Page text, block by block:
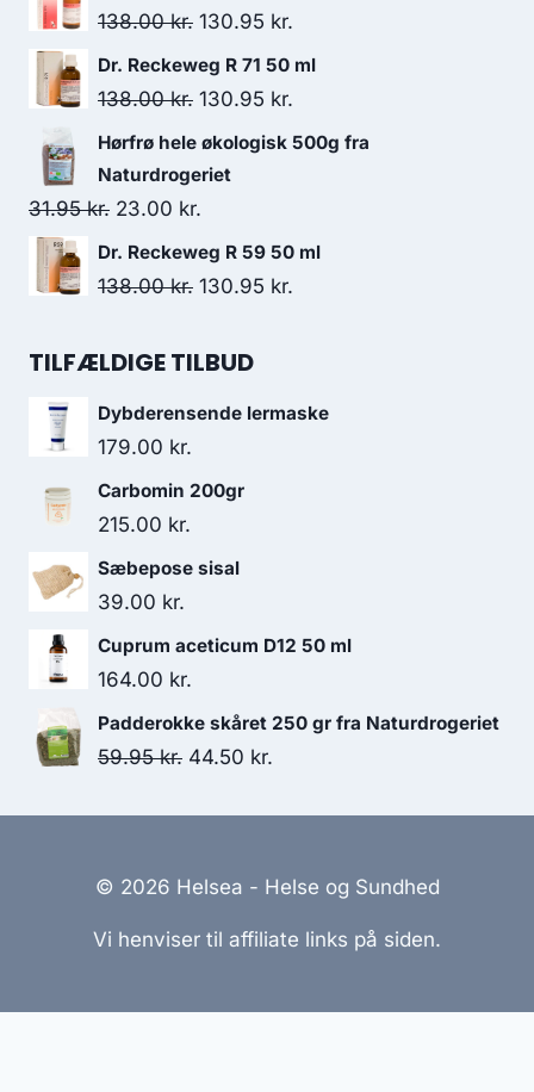
pris
35.95 kr..
pris
34.95 kr..
138.00kr. Den
oprindelige
pris
138.00 kr..
130.95 kr.
aktuelle
Dr. Reckeweg R 71 50 ml
138.00kr. Den
oprindelige
pris
138.00 kr..
130.95 kr.
aktuelle
130.95 kr..
Hørfrø hele økologisk 500g fra
Naturdrogeriet
31.95kr. Den
oprindelige
pris
31.95 kr..
23.00 kr.
aktuelle
pris
23.00 kr..
Dr. Reckeweg R 59 50 ml
138.00kr. Den
pris
138.00 kr..
130.95 kr.
130.95 kr..
TILFÆLDIGE TILBUD
Dybderensende lermaske
179.00 kr.
Carbomin 200gr
215.00 kr.
Sæbepose sisal
39.00 kr.
Cuprum aceticum D12 50 ml
164.00 kr.
Padderokke skåret 250 gr fra Naturdrogeriet
59.95kr. Den
59.95 kr..
44.50 kr.
44.50 kr..
© 2026 Helsea - Helse og Sundhed
Vi henviser til affiliate links på siden.